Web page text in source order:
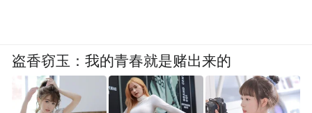
盗香窃玉：我的青春就是赌出来的